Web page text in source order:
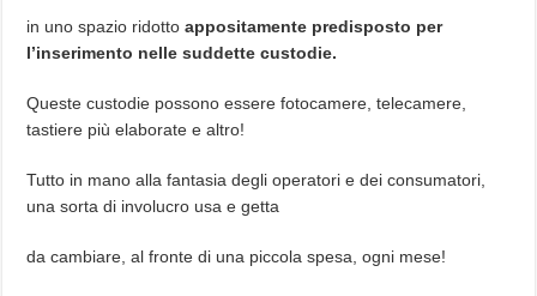
in uno spazio ridottoappositamente predisposto per
l’inserimento nelle suddette custodie.
Queste custodie possono essere fotocamere, telecamere,
tastiere più elaborate e altro!
Tutto in mano alla fantasia degli operatori e dei consumatori,
una sorta di involucro usa e getta
da cambiare, al fronte di una piccola spesa, ogni mese!